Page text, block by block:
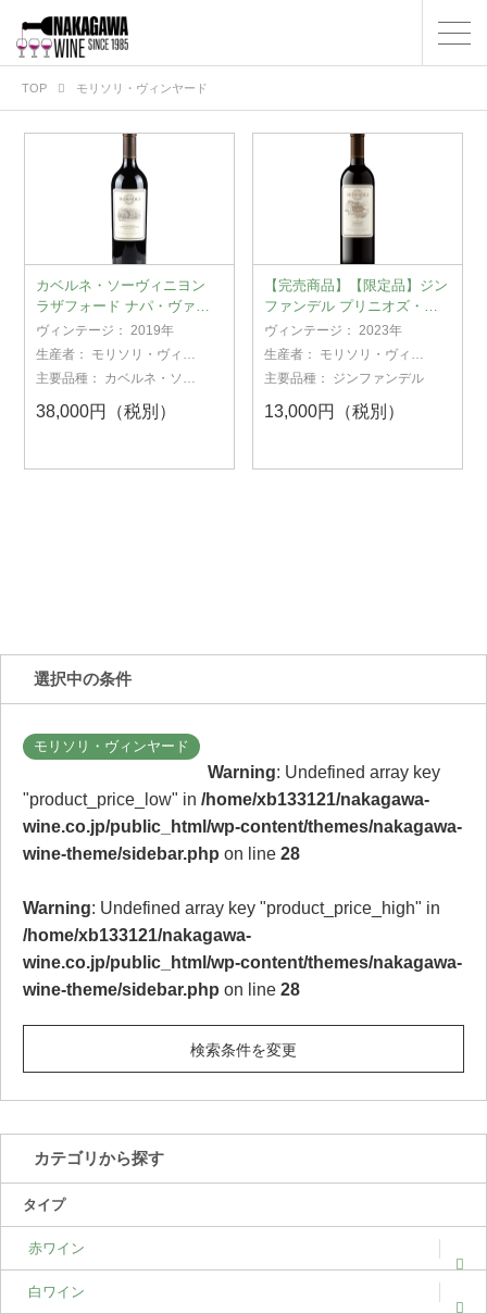
TOP モリソリ・ヴィンヤード
選択中の条件
モリソリ・ヴィンヤード
Warning: Undefined array key
"product_price_low" in /home/xb133121/nakagawa-
wine.co.jp/public_html/wp-content/themes/nakagawa-
wine-theme/sidebar.php on line 28
Warning: Undefined array key "product_price_high" in
/home/xb133121/nakagawa-
wine.co.jp/public_html/wp-content/themes/nakagawa-
wine-theme/sidebar.php on line 28
検索条件を変更
カテゴリから探す
タイプ
赤ワイン
白ワイン
カベルネ・ソーヴィニヨン
ラザフォード ナパ・ヴァレ
ー 2019
ヴィンテージ：2019年
生産者： モリソリ・ヴィン
ヤード
主要品種： カベルネ・ソー
38,000円（税別）
【完売商品】【限定品】ジン
ファンデル プリニオズ・ブ
ロック ラザフォード ナパ・
ヴァレー 2023
ヴィンテージ：2023年
生産者： モリソリ・ヴィン
ヤード
主要品種： ジンファンデル
13,000円（税別）